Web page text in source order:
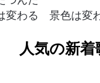
変わる 景色は変
人気の新着